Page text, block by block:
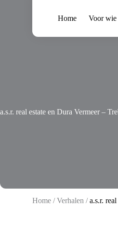
Home Voor wie
a.s.r. real estate en Dura Vermeer –
Home /Verhalen /a.s.r.